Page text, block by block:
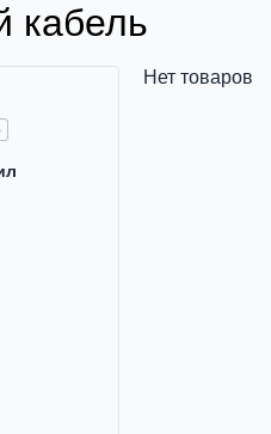
кабель
Нет товаров